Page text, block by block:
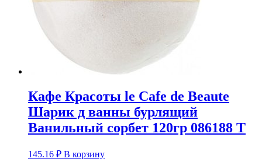
Кафе Красоты le Cafe de Beaute
Шарик д ванны бурлящий
Ванильный сорбет 120гр 086188 Т
145.16 ₽ В корзину